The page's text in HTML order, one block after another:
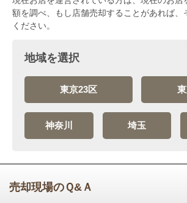
額を調べ、もし店舗売却することがあれば、
ください。
地域を選択
東京23区
神奈川 埼玉
売却現場のＱ&Ａ